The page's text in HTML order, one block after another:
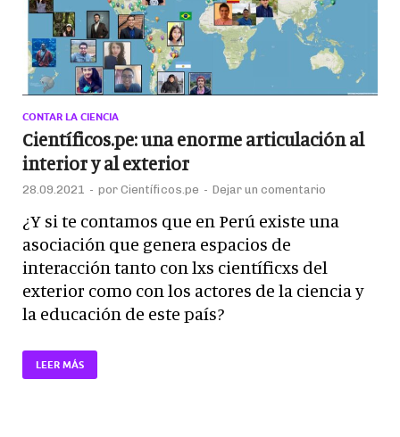
CONTAR LA CIENCIA
Científicos.pe: una enorme articulación al
interior y al exterior
28.09.2021 - por Científicos.pe - Dejar un comentario
¿Y si te contamos que en Perú existe una
asociación que genera espacios de
interacción tanto con lxs científicxs del
exterior como con los actores de la ciencia y
la educación de este país?
LEER MÁS